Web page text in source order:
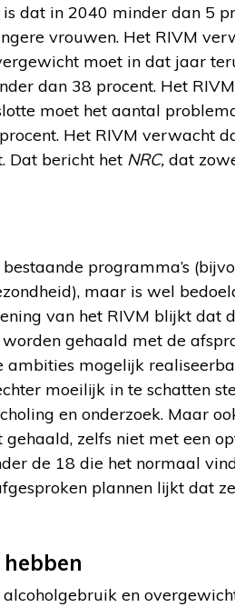
dat in 2040 minder dan 5
vrouwen. Het RIVM
moet in dat jaar
dan 38 procent. Het
moet het aantal
Het RIVM verwacht
Dat bericht het NRC, dat
programma’s
maar is wel
van het RIVM blijkt dat
gehaald met de
ambities mogelijk
moeilijk in te schatten
en onderzoek. Maar
zelfs niet met een
de 18 die het normaal
plannen lijkt dat
en